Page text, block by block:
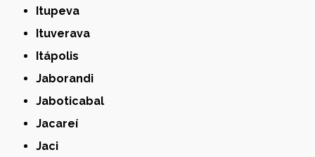
Itupeva
Ituverava
Itápolis
Jaborandi
Jaboticabal
Jacareí
Jaci